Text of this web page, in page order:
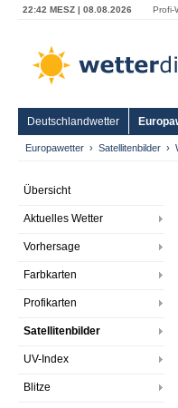
22:42 MESZ | 08.08.2026 Profi-
Deutschlandwetter
Europawetter Satellitenbilder
Übersicht
Aktuelles Wetter
Vorhersage
Farbkarten
Profikarten
Satellitenbilder
UV-Index
Blitze